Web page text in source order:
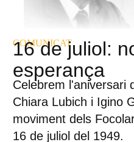
COMUNICAT
16 de juliol:
esperança
Celebrem l'aniversari
Chiara Lubich i Igino
moviment dels
16 de juliol del 1949.